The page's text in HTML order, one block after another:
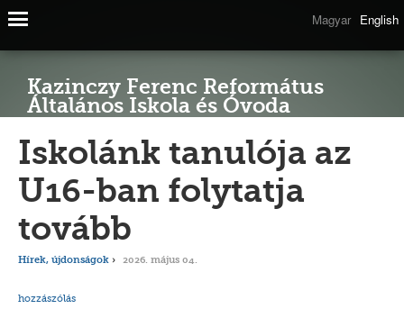
Magyar English
Kazinczy Ferenc Református
Általános Iskola és Óvoda
Iskolánk tanulója az
U16-ban folytatja
tovább
Hírek, újdonságok 2026. május 04.
hozzászólás